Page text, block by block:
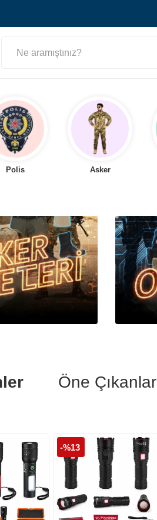
Polis Asker
Botları Polis Kelepçeleri
Öne Çıkanlar
-%13